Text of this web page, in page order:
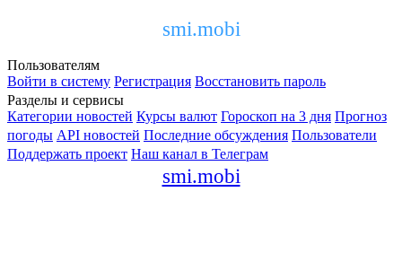
smi.mobi
Пользователям
Войти в систему Регистрация Восстановить пароль
Разделы и сервисы
Категории новостей Курсы валют Гороскоп на 3 дня Прогноз
погоды API новостей Последние обсуждения Пользователи
Поддержать проект Наш канал в Телеграм
smi.mobi